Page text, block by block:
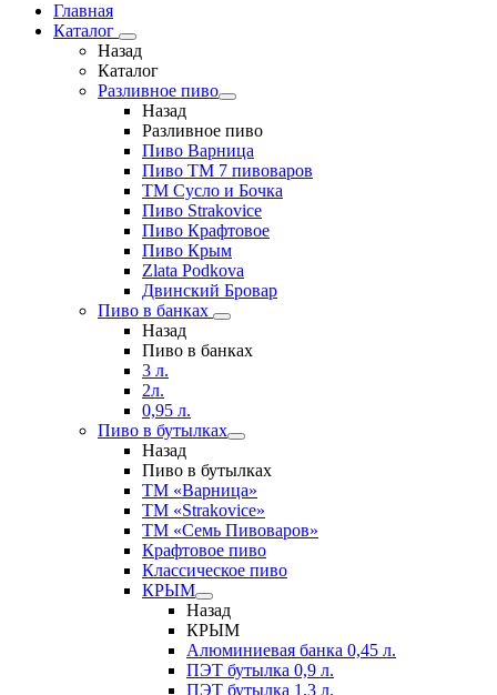
Главная
Каталог
Назад
Каталог
Разливное пиво
Назад
Разливное пиво
Пиво Варница
Пиво ТМ 7 пивоваров
ТМ Сусло и Бочка
Пиво Strakovice
Пиво Крафтовое
Пиво Крым
Zlata Podkova
Двинский Бровар
Пиво в банках
Назад
Пиво в банках
3 л.
2л.
0,95 л.
Пиво в бутылках
Назад
Пиво в бутылках
ТМ «Варница»
ТМ «Strakovice»
ТМ «Семь Пивоваров»
Крафтовое пиво
Классическое пиво
КРЫМ
Назад
КРЫМ
Алюминиевая банка 0,45 л.
ПЭТ бутылка 0,9 л.
ПЭТ бутылка 1,3 л.